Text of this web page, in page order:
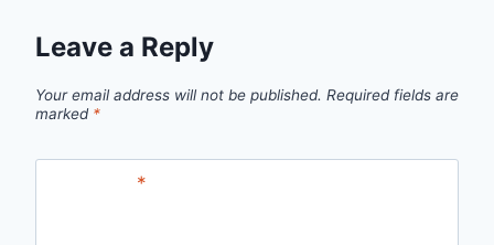
Leave a Reply
Your email address will not be published. Required fields are
marked *
*